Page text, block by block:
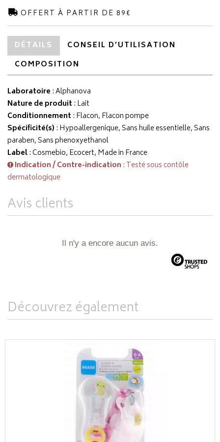
OFFERT À PARTIR DE 89€
DÉTAILS
CONSEIL D’UTILISATION
COMPOSITION
Laboratoire :Alphanova
Nature de produit : Lait
Conditionnement : Flacon, Flacon pompe
Spécificité(s) : Hypoallergenique, Sans huile essentielle, Sans
paraben, Sans phenoxyethanol
Label: Cosmebio, Ecocert, Made in France
Indication / Contre-indication : Testé sous contôle
dermatologique
Avis clients
Il n'y a encore aucun avis.
Découvrez également